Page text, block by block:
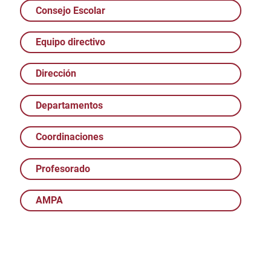
Consejo Escolar
Equipo directivo
Dirección
Departamentos
Coordinaciones
Profesorado
AMPA